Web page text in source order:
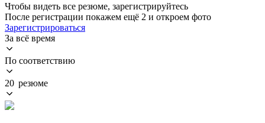
Чтобы видеть все резюме, зарегистрируйтесь
После регистрации покажем ещё 2 и откроем фото
Зарегистрироваться
За всё время
По соответствию
20 резюме